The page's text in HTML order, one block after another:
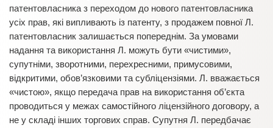
патентовласника з переходом до нового патентовласника
усіх прав, які випливають із патенту, з продажем повної Л.
патентовласник залишається попереднім. За умовами
надання та використання Л. можуть бути «чистими»,
супутніми, зворотними, перехресними, примусовими,
відкритими, обов’язковими та субліцензіями. Л. вважається
«чистою», якщо передача прав на використання об’єкта
проводиться у межах самостійного ліцензійного договору, а
не у складі інших торгових справ. Супутня Л. передбачає